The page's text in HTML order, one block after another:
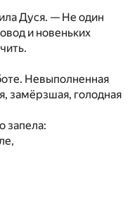
Дуся. — Не один
и новеньких
Невыполненная
замёрзшая, голодная
запела: